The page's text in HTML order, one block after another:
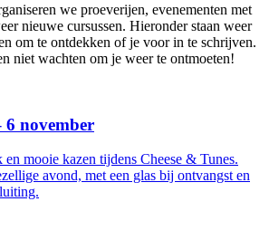
we proeverijen, evenementen met
nieuwe cursussen. Hieronder staan weer
om te ontdekken of je voor in te schrijven.
niet wachten om je weer te ontmoeten!
6 november
mooie kazen tijdens Cheese & Tunes.
avond, met een glas bij ontvangst en